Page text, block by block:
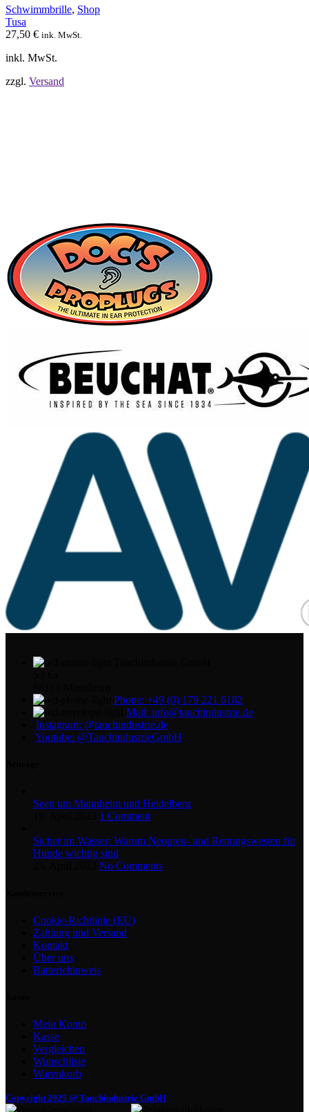
Optionen
können
Schwimmbrille, Shop
Tusa
27,50 € ink. MwSt.
inkl. MwSt.
zzgl. Versand
Phone: +49 (0) 179 221 6182
Mail: info@tauchindustrie.de
Instagram: @tauchindustrie.de
Youtube: @TauchindustrieGmbH
Seen um Mannheim und Heidelberg
1 Comment
Sicher im Wasser: Warum Neopren- und Rettungswesten für
Hunde wichtig sind
No Comments
Cookie-Richtlinie (EU)
Zahlung und Versand
Kontakt
Über uns
Batteriehinweis
Mein Konto
Kasse
Vergleichen
Wunschliste
Warenkorb
Copyright 2025 @ Tauchindustrie GmbH